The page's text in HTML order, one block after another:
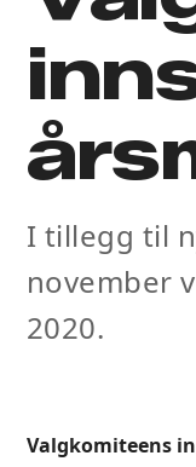
I tillegg til
november
2020.
Valgkomiteens